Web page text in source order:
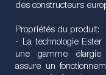
des constructeurs
Propriétés du produit:
- La technologie
une gamme élargie
assure un